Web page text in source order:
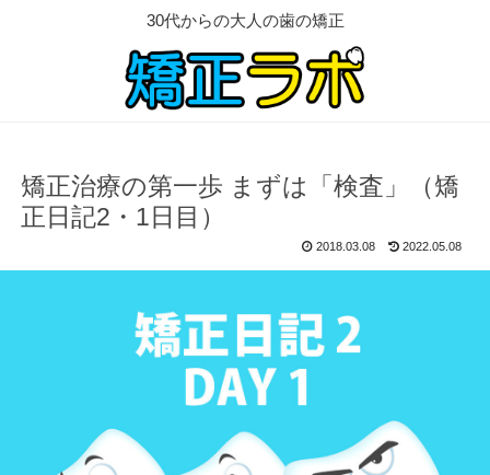
30代からの大人の歯の矯正
矯正治療の第一歩 まずは「検査」（矯
正日記2・1日目）
2018.03.08 2022.05.08